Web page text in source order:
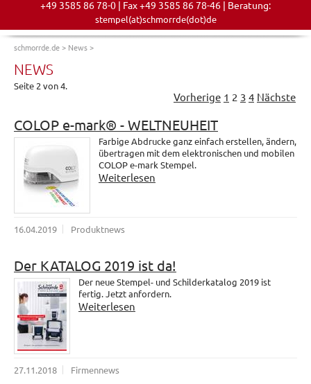
+49 3585 86 78-0 | Fax +49 3585 86 78-46 | Beratung:
stempel(at)schmorrde(dot)de
schmorrde.de> News>
NEWS
Seite 2 von 4.
Vorherige 1 2 3 4 Nächste
COLOP e-mark® - WELTNEUHEIT
Farbige Abdrucke ganz einfach erstellen, ändern,
übertragen mit dem elektronischen und mobilen
COLOP e-mark Stempel.
Weiterlesen
16.04.2019 Produktnews
Der KATALOG 2019 ist da!
Der neue Stempel- und Schilderkatalog 2019 ist
fertig. Jetzt anfordern.
Weiterlesen
27.11.2018 Firmennews